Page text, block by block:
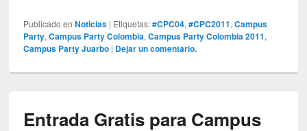
Publicado en Noticias | Etiquetas: #CPC04,#CPC2011,Campus
Party,Campus Party Colombia,Campus Party Colombia 2011,
Campus Party Juarbo | Dejar un comentario.
Entrada Gratis para Campus